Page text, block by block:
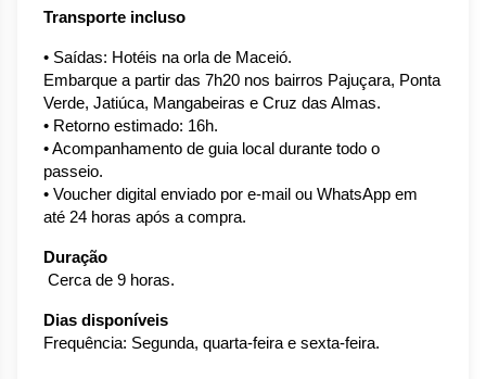
Transporte incluso
• Saídas: Hotéis na orla de Maceió.
Embarque a partir das 7h20 nos bairros Pajuçara, Ponta
Verde, Jatiúca, Mangabeiras e Cruz das Almas.
• Retorno estimado: 16h.
• Acompanhamento de guia local durante todo o
passeio.
• Voucher digital enviado por e-mail ou WhatsApp em
até 24 horas após a compra.
Duração
Cerca de 9 horas.
Dias disponíveis
Frequência: Segunda, quarta-feira e sexta-feira.